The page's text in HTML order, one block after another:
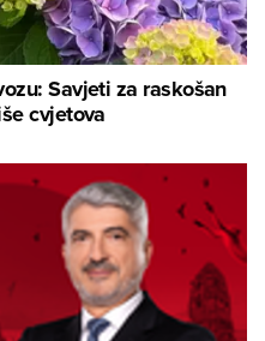
Savjeti za raskošan
cvjetova